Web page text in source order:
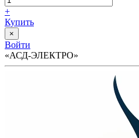
+
Купить
×
Войти
«АСД-ЭЛЕКТРО»